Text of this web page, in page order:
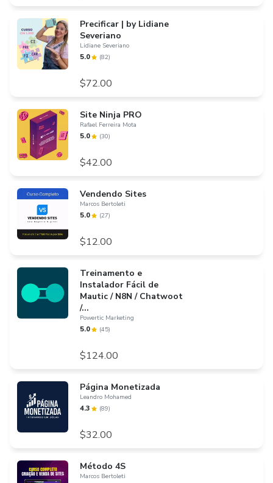
Precificar | by Lidiane
Severiano
Lidiane Severiano
5.0 (82)
$72.00
Site Ninja PRO
Rafael Ferreira Mota
5.0 (30)
$42.00
Vendendo Sites
Marcos Bertoleti
5.0 (27)
$12.00
Treinamento e
Instalador Fácil de
Mautic / N8N / Chatwoot
/...
Powertic Marketing
5.0 (45)
$124.00
Página Monetizada
Leandro Mohamed
4.3 (89)
$32.00
Método 4S
Marcos Bertoleti